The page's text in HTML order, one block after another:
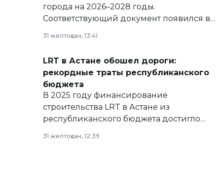
города на 2026–2028 годы.
Соответствующий документ появился в
сайте маслихат города.
31 желтоқсан, 13:41
LRT в Астане обошел дороги:
рекордные траты республиканского
бюджета
В 2025 году финансирование
строительства LRT в Астане из
республиканского бюджета достигло
31 желтоқсан, 12:39